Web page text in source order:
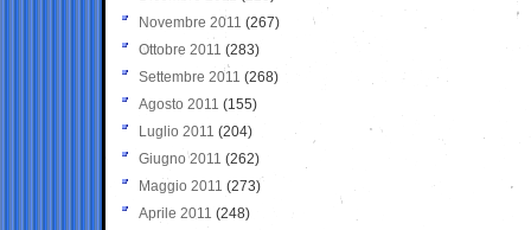
Novembre 2011 (267)
Ottobre 2011 (283)
Settembre 2011 (268)
Agosto 2011 (155)
Luglio 2011 (204)
Giugno 2011 (262)
Maggio 2011 (273)
Aprile 2011 (248)